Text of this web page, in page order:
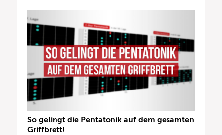
So gelingt die Pentatonik auf dem gesamten
Griffbrett!